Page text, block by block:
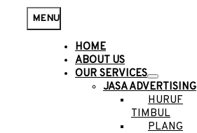
MENU
HOME
ABOUT US
OUR SERVICES
JASA ADVERTISING
HURUF
TIMBUL
PLANG